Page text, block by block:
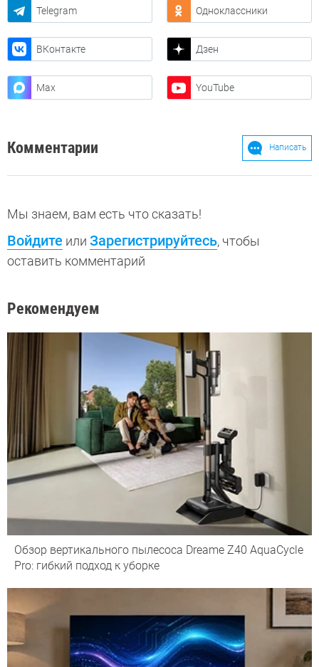
Telegram Одноклассники
ВКонтакте Дзен
Max YouTube
Комментарии Написать
Мы знаем, вам есть что сказать!
Войдите или Зарегистрируйтесь, чтобы
оставить комментарий
Рекомендуем
Обзор вертикального пылесоса Dreame Z40 AquaCycle
Pro: гибкий подход к уборке